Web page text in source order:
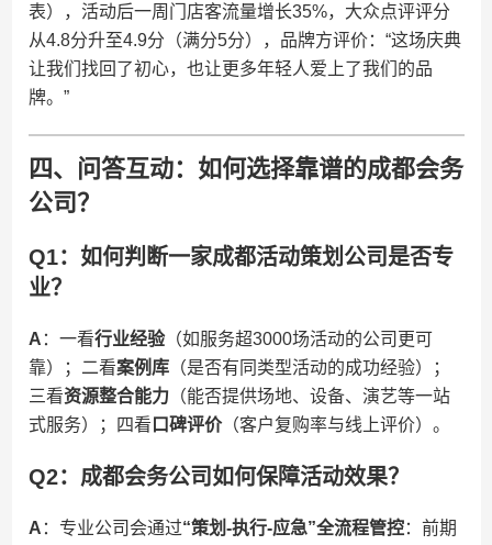
表），活动后一周门店客流量增长35%，大众点评评分
从4.8分升至4.9分（满分5分），品牌方评价：“这场庆典
让我们找回了初心，也让更多年轻人爱上了我们的品
牌。”
四、问答互动：如何选择靠谱的成都会务
公司？
Q1：如何判断一家成都活动策划公司是否专
业？
​A​ ​：一看​​行业经验​​（如服务超3000场活动的公司更可
靠）；二看​​案例库​​（是否有同类型活动的成功经验）；
三看​​资源整合能力​​（能否提供场地、设备、演艺等一站
式服务）；四看​ ​口碑评价​​（客户复购率与线上评价）。
Q2：成都会务公司如何保障活动效果？
​A​ ​：专业公司会通过​​“策划-执行-应急”全流程管控​​：前期